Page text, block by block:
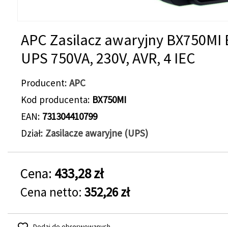
APC Zasilacz awaryjny BX750MI
UPS 750VA, 230V, AVR, 4 IEC
Producent APC
Kod producenta BX750MI
EAN 731304410799
Dział Zasilacze awaryjne (UPS)
Cena: 433,28 zł
Cena netto: 352,26 zł